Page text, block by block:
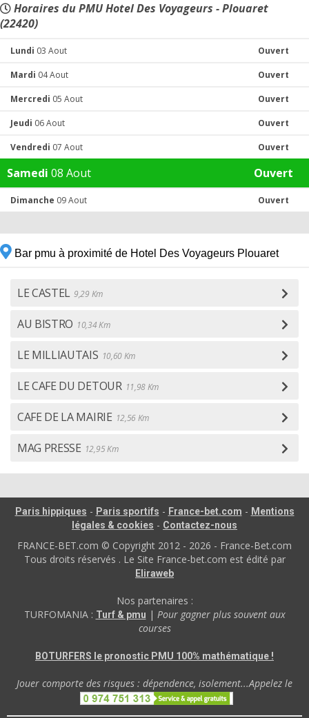
Horaires du PMU Hotel Des Voyageurs - Plouaret
(22420)
Lundi 03 Aout Ouvert
Mardi 04 Aout Ouvert
Mercredi 05 Aout Ouvert
Jeudi 06 Aout Ouvert
Vendredi 07 Aout Ouvert
Samedi 08 Aout Ouvert
Dimanche 09 Aout Ouvert
Bar pmu à proximité de Hotel Des Voyageurs Plouaret
LE CASTEL 9,29 Km
AU BISTRO 10,34 Km
LE MILLIAUTAIS 10,60 Km
LE CAFE DU DETOUR 11,98 Km
CAFE DE LA MAIRIE 12,56 Km
MAG PRESSE 12,95 Km
Paris hippiques - Paris sportifs - France-bet.com - Mentions
légales & cookies - Contactez-nous
FRANCE-BET.com © Copyright 2012 - 2026 - France-Bet.com
Tous droits réservés . Le Site France-bet.com est édité par
Eliraweb
Nos partenaires :
TURFOMANIA : Turf & pmu | Pour gagner plus souvent aux
courses
BOTURFERS le pronostic PMU 100% mathématique !
Jouer comporte des risques : dépendence, isolement...Appelez le